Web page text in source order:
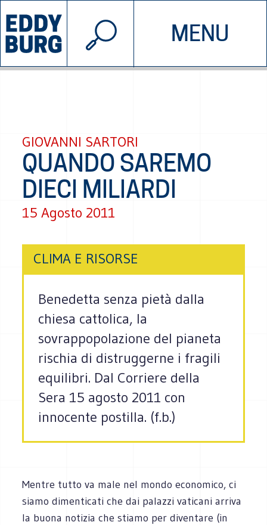
MENU
INIZIATIVE CHI SIAMO
© 2026 EDDYBURG
GIOVANNI SARTORI
QUANDO SAREMO
DIECI MILIARDI
15 Agosto 2011
CLIMA E RISORSE
Benedetta senza pietà dalla
chiesa cattolica, la
sovrappopolazione del pianeta
rischia di distruggerne i fragili
equilibri. Dal Corriere della
Sera 15 agosto 2011 con
innocente postilla. (f.b.)
Mentre tutto va male nel mondo economico, ci
siamo dimenticati che dai palazzi vaticani arriva
la buona notizia che stiamo per diventare (in